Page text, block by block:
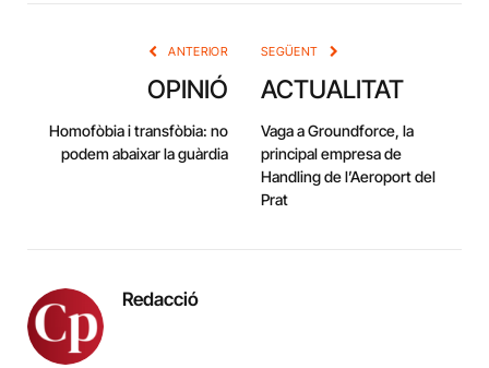
ANTERIOR
OPINIÓ
Homofòbia i transfòbia: no
podem abaixar la guàrdia
SEGÜENT
ACTUALITAT
Vaga a Groundforce, la
principal empresa de
Handling de l’Aeroport del
Prat
Redacció